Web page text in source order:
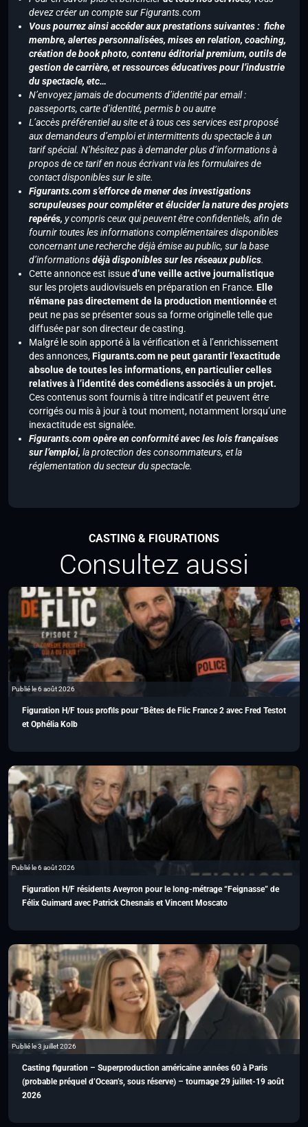
devez créer un compte sur Figurants.com
Vous pourrez ainsi accéder aux prestations suivantes : fiche
membre, alertes personnalisées, mises en relation, coaching,
création de book photo, contenu éditorial premium, outils de
gestion de carrière, et ressources éducatives pour l’industrie
du spectacle, etc…
N’envoyez jamais de documents d’identité par email :
passeports, carte d’identité, permis b ou autre
L’accès préférentiel au site et à tous ces services est proposé
aux demandeurs d’emploi et intermittents du spectacle à un
tarif spécial. N’hésitez pas à demander plus d’informations à
propos de ce tarif en nous écrivant via les formulaires de
contact disponibles sur le site.
Figurants.com s’efforce de mener des investigations
scrupuleuses pour compléter et élucider la nature des projets
repérés, y compris ceux qui peuvent être confidentiels, afin de
fournir toutes les informations complémentaires disponibles
concernant une recherche déjà émise au public, sur la base
d’informationsdéjà disponibles sur les réseaux publics.
Cette annonce est issued’une veille active journalistique
sur les projets audiovisuels en préparation en France. Elle
n’émane pas directement de la production mentionnéeet
peut ne pas se présenter sous sa forme originelle telle que
diffusée par son directeur de casting.
Malgré le soin apporté à la vérification et à l’enrichissement
des annonces,Figurants.com ne peut garantir l’exactitude
absolue de toutes les informations, en particulier celles
relatives à l’identité des comédiens associés à un projet.
Ces contenus sont fournis à titre indicatif et peuvent être
corrigés ou mis à jour à tout moment, notamment lorsqu’une
inexactitude est signalée.
Figurants.com opère en conformité avec les lois françaises
sur l’emploi, la protection des consommateurs, et la
réglementation du secteur du spectacle.
CASTING & FIGURATIONS
Consultez aussi
Publié le 6 août 2026
Figuration H/F tous profils pour “Bêtes de Flic France 2 avec Fred Testot
et Ophélia Kolb
Publié le 6 août 2026
Figuration H/F résidents Aveyron pour le long-métrage “Feignasse” de
Félix Guimard avec Patrick Chesnais et Vincent Moscato
Publié le 3 juillet 2026
Casting figuration – Superproduction américaine années 60 à Paris
(probable préquel d’Ocean’s, sous réserve) – tournage 29 juillet-19 août
2026